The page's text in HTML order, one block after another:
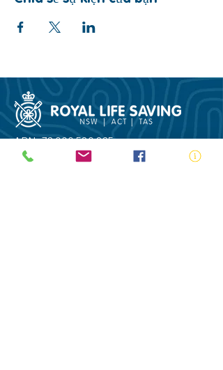
ABN:73 000 580 825